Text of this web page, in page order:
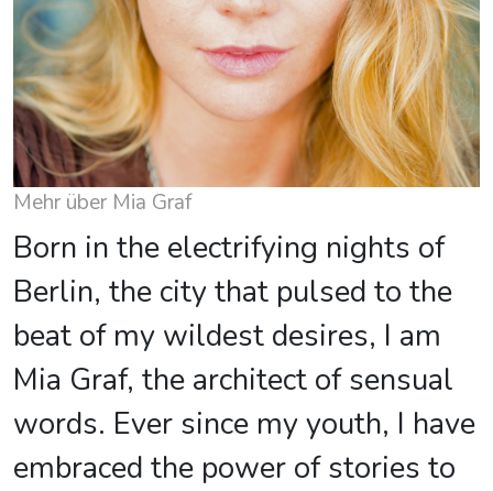
Mehr über Mia Graf
Born in the electrifying nights of
Berlin, the city that pulsed to the
beat of my wildest desires, I am
Mia Graf, the architect of sensual
words. Ever since my youth, I have
embraced the power of stories to